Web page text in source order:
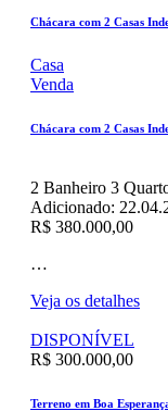
Chácara com 2 Casas
Casa
Venda
Chácara com 2 Casas
2 Banheiro 3
Adicionado:
R$ 380.000,00
…
Veja os detalhes
DISPONÍVEL
R$ 300.000,00
Terreno em Boa